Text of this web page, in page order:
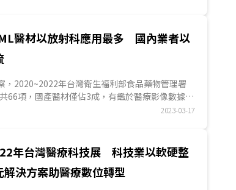
醫材以放射科應用最多 國內業者以
，2020~2022年台灣衛生福利部食品藥物管理署
66項，國產醫材僅佔3成，有鑑於醫療影像數據量
2023-03-17
年台灣醫療科技展 科技業以軟硬整
決方案助醫療數位轉型